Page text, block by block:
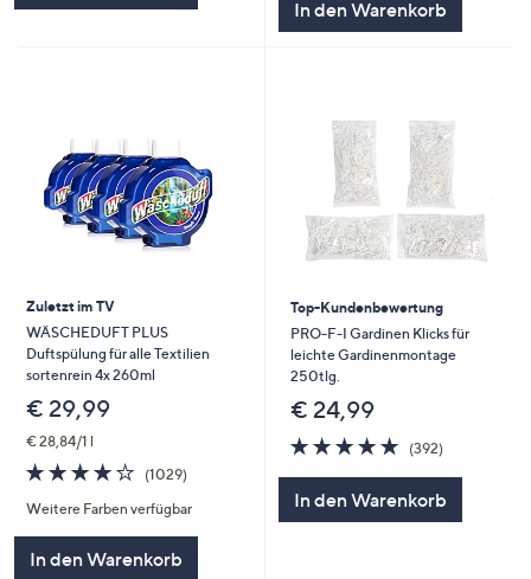
In den Warenkorb
Zuletzt im TV
WÄSCHEDUFT PLUS
Duftspülung für alle Textilien
sortenrein 4x 260ml
€ 29,99
€ 28,84/1 l
3.8
von
5
(1029)
Weitere Farben verfügbar
In den Warenkorb
Top-Kundenbewertung
PRO-F-I Gardinen Klicks für
leichte Gardinenmontage
250tlg.
€ 24,99
4.7
von
5
(392)
In den Warenkorb